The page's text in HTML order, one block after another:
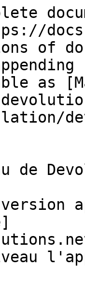
of
as
de